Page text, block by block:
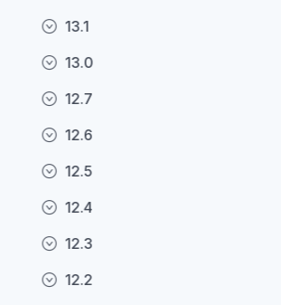
13.1
13.0
12.7
12.6
12.5
12.4
12.3
12.2